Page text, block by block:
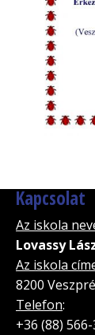
Kapcsolat
Az iskola
Lovassy
Az iskola
8200
Telefon:
+36 (88)